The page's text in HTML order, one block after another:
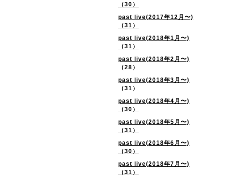
（30）
past live(2017年12月〜)
（31）
past live(2018年1月〜)
（31）
past live(2018年2月〜)
（28）
past live(2018年3月〜)
（31）
past live(2018年4月〜)
（30）
past live(2018年5月〜)
（31）
past live(2018年6月〜)
（30）
past live(2018年7月〜)
（31）